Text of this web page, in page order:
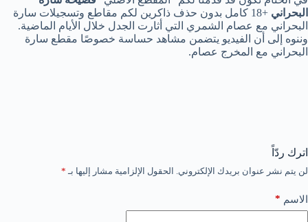
البحراني
+18 كامل بدون حذف ذاكرين لكم مقاطع وتسجيلات سارة
البحراني مع عصام الشمري التي أثارت الجدل خلال الأيام الماضية.
وننوه إلى أن الفيديو يتضمن مشاهد حساسة خصوصًا مقطع سارة
البحراني مع المخرج عصام.
اترك ردّاً
لن يتم نشر عنوان بريدك الإلكتروني. الحقول الإلزامية مشار إليها بـ *
الاسم *